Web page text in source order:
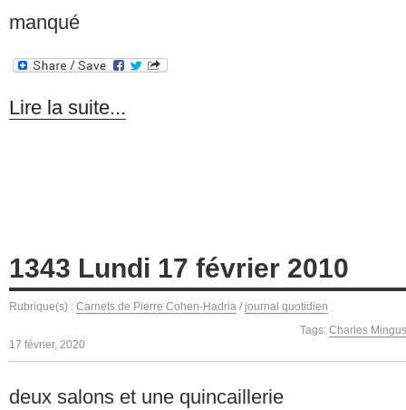
manqué
Lire la suite...
1343 Lundi 17 février 2010
Rubrique(s) : Carnets de Pierre Cohen-Hadria / journal quotidien
Tags: Charles Mingus
17 février, 2020
deux salons et une quincaillerie